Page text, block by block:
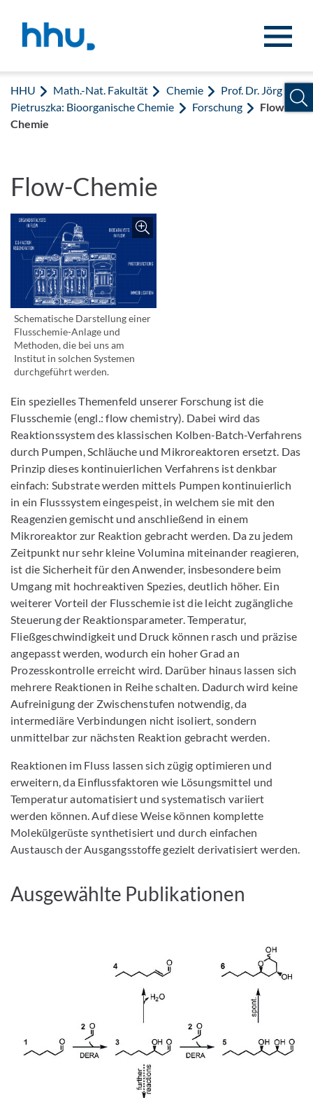
HHU Math.-Nat. Fakultät Chemie
Prof. Dr. Jörg
Pietruszka: Bioorganische Chemie
Forschung
Flow-
Chemie
Flow-Chemie
Bild vergrößern
Schematische Darstellung einer
Flusschemie-Anlage und
Methoden, die bei uns am
Institut in solchen Systemen
durchgeführt werden.
Ein spezielles Themenfeld unserer Forschung ist die
Flusschemie (engl.: flow chemistry). Dabei wird das
Reaktionssystem des klassischen Kolben-Batch-Verfahrens
durch Pumpen, Schläuche und Mikroreaktoren ersetzt. Das
Prinzip dieses kontinuierlichen Verfahrens ist denkbar
einfach: Substrate werden mittels Pumpen kontinuierlich
in ein Flusssystem eingespeist, in welchem sie mit den
Reagenzien gemischt und anschließend in einem
Mikroreaktor zur Reaktion gebracht werden. Da zu jedem
Zeitpunkt nur sehr kleine Volumina miteinander reagieren,
ist die Sicherheit für den Anwender, insbesondere beim
Umgang mit hochreaktiven Spezies, deutlich höher. Ein
weiterer Vorteil der Flusschemie ist die leicht zugängliche
Steuerung der Reaktionsparameter. Temperatur,
Fließgeschwindigkeit und Druck können rasch und präzise
angepasst werden, wodurch ein hoher Grad an
Prozesskontrolle erreicht wird. Darüber hinaus lassen sich
mehrere Reaktionen in Reihe schalten. Dadurch wird keine
Aufreinigung der Zwischenstufen notwendig, da
intermediäre Verbindungen nicht isoliert, sondern
unmittelbar zur nächsten Reaktion gebracht werden.
Reaktionen im Fluss lassen sich zügig optimieren und
erweitern, da Einflussfaktoren wie Lösungsmittel und
Temperatur automatisiert und systematisch variiert
werden können. Auf diese Weise können komplette
Molekülgerüste synthetisiert und durch einfachen
Austausch der Ausgangsstoffe gezielt derivatisiert werden.
Ausgewählte Publikationen